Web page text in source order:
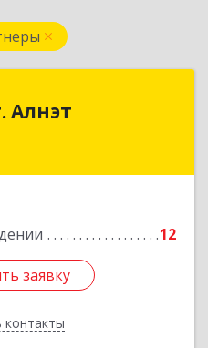
Алнэт
12
заявку
контакты
Алнэт
край, Назарово г,
заявку